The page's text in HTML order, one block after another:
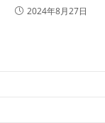
2024年8月27日